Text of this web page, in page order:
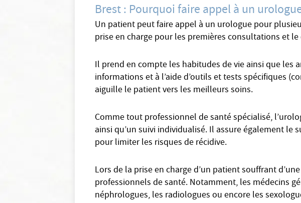
Brest : Pourquoi faire appel à un
Un patient peut faire appel à un urologue pour
prise en charge pour les premières consultations et
Il prend en compte les habitudes de vie ainsi que les
informations et à l’aide d’outils et tests spécifiques
aiguille le patient vers les meilleurs soins.
Comme tout professionnel de santé spécialisé,
ainsi qu’un suivi individualisé. Il assure également
pour limiter les risques de récidive.
Lors de la prise en charge d’un patient souffrant
professionnels de santé. Notamment, les médecins
néphrologues, les radiologues ou encore les